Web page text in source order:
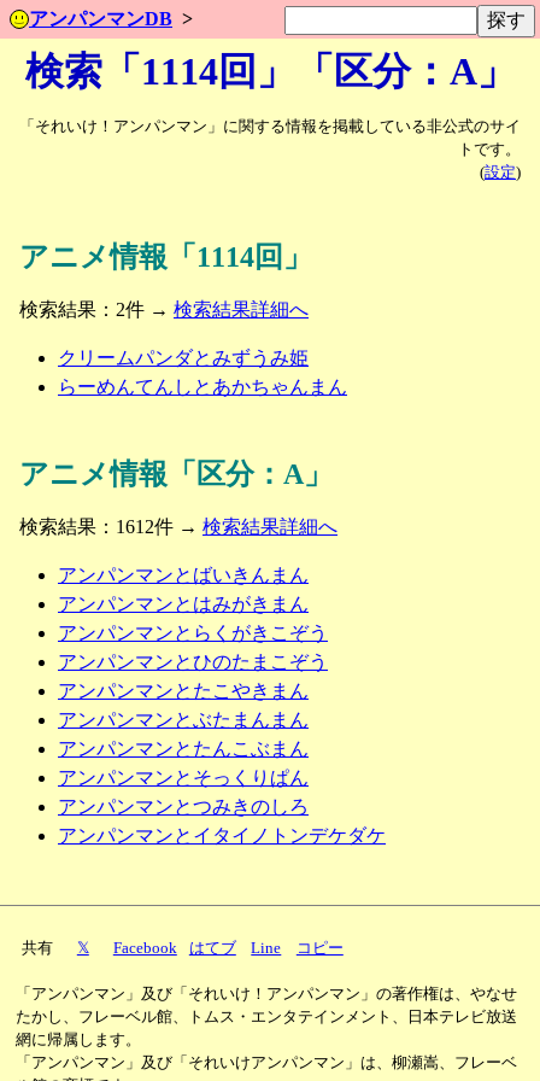
アンパンマンDB
検索「1114回」「区分：A」
「それいけ！アンパンマン」に関する情報を掲載している非公式のサイ
トです。
(設定)
アニメ情報「1114回」
検索結果：2件 → 検索結果詳細へ
クリームパンダとみずうみ姫
らーめんてんしとあかちゃんまん
アニメ情報「区分：A」
検索結果：1612件 → 検索結果詳細へ
アンパンマンとばいきんまん
アンパンマンとはみがきまん
アンパンマンとらくがきこぞう
アンパンマンとひのたまこぞう
アンパンマンとたこやきまん
アンパンマンとぶたまんまん
アンパンマンとたんこぶまん
アンパンマンとそっくりぱん
アンパンマンとつみきのしろ
アンパンマンとイタイノトンデケダケ
共有 𝕏 Facebook はてブ Line コピー
「アンパンマン」及び「それいけ！アンパンマン」の著作権は、やなせ
たかし、フレーベル館、トムス・エンタテインメント、日本テレビ放送
網に帰属します。
「アンパンマン」及び「それいけアンパンマン」は、柳瀬嵩、フレーベ